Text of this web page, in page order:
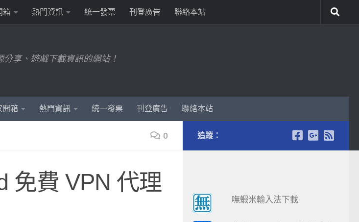
箱 熱門資訊 統一發票 刊登廣告 聯絡本站
享、遊戲下載資訊的網站！
開箱 熱門資訊 統一發票 刊登廣告 聯絡本站
0
免費 VPN 代理
追蹤：
嘸蝦米輸入法下載